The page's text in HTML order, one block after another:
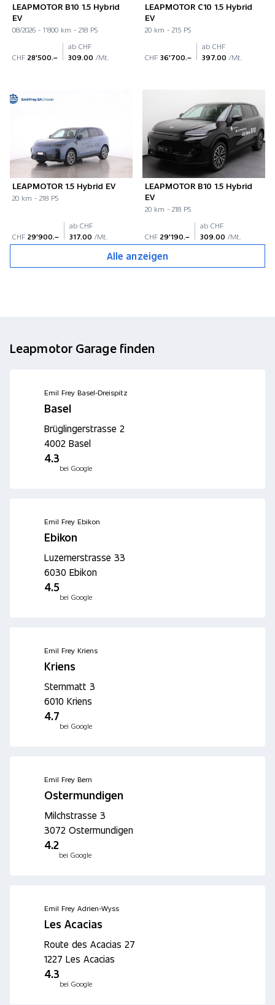
LEAPMOTOR B10 1.5 Hybrid
EV
08/2026 - 1'800 km - 218 PS
CHF 28'500.–
ab CHF
309.00 /Mt.
LEAPMOTOR C10 1.5 Hybrid
EV
20 km - 215 PS
CHF 36'700.–
ab CHF
397.00 /Mt.
LEAPMOTOR 1.5 Hybrid EV
20 km - 218 PS
CHF 29'900.–
ab CHF
317.00 /Mt.
LEAPMOTOR B10 1.5 Hybrid
EV
20 km - 218 PS
CHF 29'190.–
ab CHF
309.00 /Mt.
Alle anzeigen
Leapmotor Garage finden
Emil Frey Basel-Dreispitz
Basel
Brüglingerstrasse 2
4002 Basel
4.3
bei Google
Emil Frey Ebikon
Ebikon
Luzernerstrasse 33
6030 Ebikon
4.5
bei Google
Emil Frey Kriens
Kriens
Sternmatt 3
6010 Kriens
4.7
bei Google
Emil Frey Bern
Ostermundigen
Milchstrasse 3
3072 Ostermundigen
4.2
bei Google
Emil Frey Adrien-Wyss
Les Acacias
Route des Acacias 27
1227 Les Acacias
4.3
bei Google